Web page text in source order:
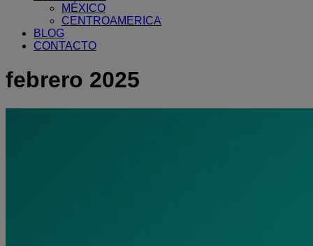
MÉXICO
CENTROAMERICA
BLOG
CONTACTO
febrero 2025